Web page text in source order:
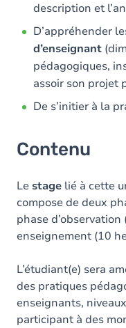
description et
D’appréhender
d’enseignant
pédagogiques,
assoir son projet
De s’initier à la
Contenu
Le stage lié à cette
compose de deux
phase
enseignement (10
L’étudiant(e) sera
des pratiques
enseignants,
participant à des